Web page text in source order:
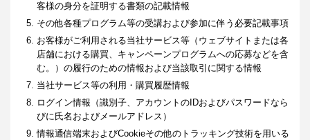
客様の身分を証明する書類の記載情報
その他各種プログラム等の受講および参加に伴う必要記載事項
お客様がご利用される当社サービス等（ウェブサイトまたは各
店舗における購買、キャンペーンプログラムへの応募などを含
む。）の履行のための情報および当該取引に関する情報
当社サービス等の利用・購買履歴情報
ログイン情報（識別子、アカウントのIDおよびパスワードなら
びに氏名およびメールアドレス）
情報通信端末およびCookieその他のトラッキング技術を用いる